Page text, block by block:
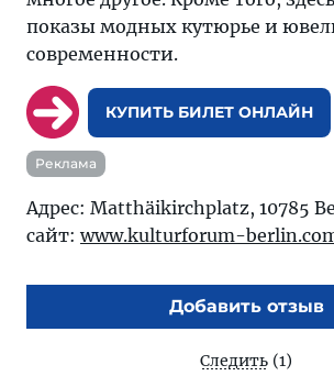
показы модных кутюрье и
современности.
КУПИТЬ БИЛЕТ ОНЛАЙН
Реклама
Адрес: Matthäikirchplatz, 10785
сайт: www.kulturforum-
Добавить отзыв
Следить (1)